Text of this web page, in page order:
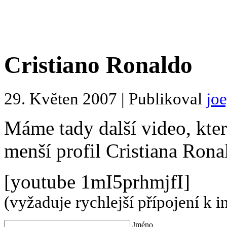
Cristiano Ronaldo
29. Květen 2007 | Publikoval
Máme tady další video,
menší profil Cristiana
[youtube 1mI5prhmjfI]
(vyžaduje rychlejší přípojení k
Jméno